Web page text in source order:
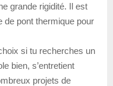
grande rigidité. Il est
de pont thermique pour
si tu recherches un
bien, s’entretient
projets de